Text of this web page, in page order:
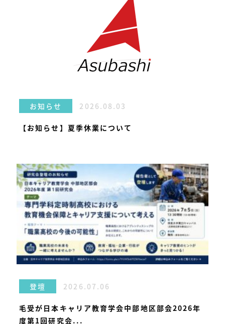
お知らせ 2026.08.03
【お知らせ】夏季休業について
登壇 2026.07.06
毛受が日本キャリア教育学会中部地区部会2026年
度第1回研究会...